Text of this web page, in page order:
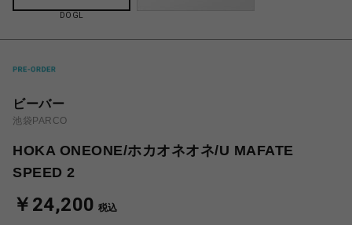
DOGL
ビーバー
池袋PARCO
HOKA ONEONE/ホカオネオネ/U MAFATE
SPEED 2
￥24,200 税込